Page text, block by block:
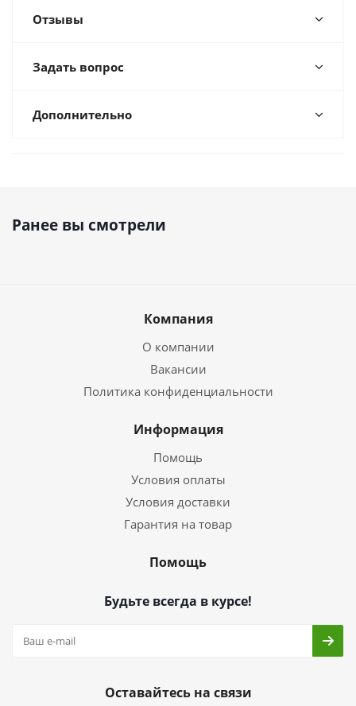
Отзывы
Задать вопрос
Дополнительно
Ранее вы смотрели
Компания
О компании
Вакансии
Политика конфиденциальности
Информация
Помощь
Условия оплаты
Условия доставки
Гарантия на товар
Помощь
Будьте всегда в курсе!
Оставайтесь на связи